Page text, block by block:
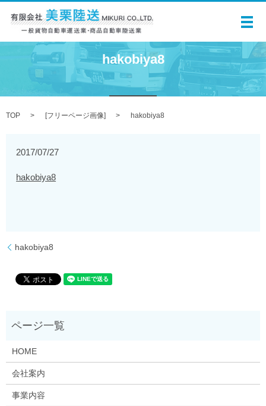
メ
hakobiya8
TOP [フリーページ画像] hakobiya8
2017/07/27
hakobiya8
hakobiya8
HOME
会社案内
事業内容